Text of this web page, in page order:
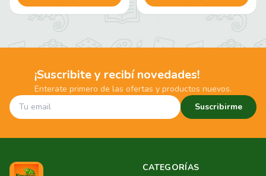
¡Suscribite y recibí novedades!
Enterate primero de las ofertas y productos nuevos.
Suscribirme
CATEGORÍAS